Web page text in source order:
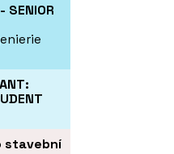
SENIOR
stavební